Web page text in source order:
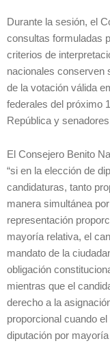
Durante la sesión, el
consultas formuladas
criterios de
nacionales conserven
de la votación válida
federales del próximo
República y
El Consejero Benito
“si en la elección de
candidaturas, tanto
manera simultánea
representación
mayoría relativa, el
mandato de la
obligación
mientras que el
derecho a la
proporcional cuando
diputación por